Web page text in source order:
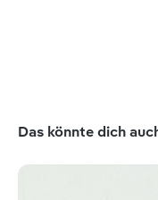
Produktgalerie
Das könnte dich